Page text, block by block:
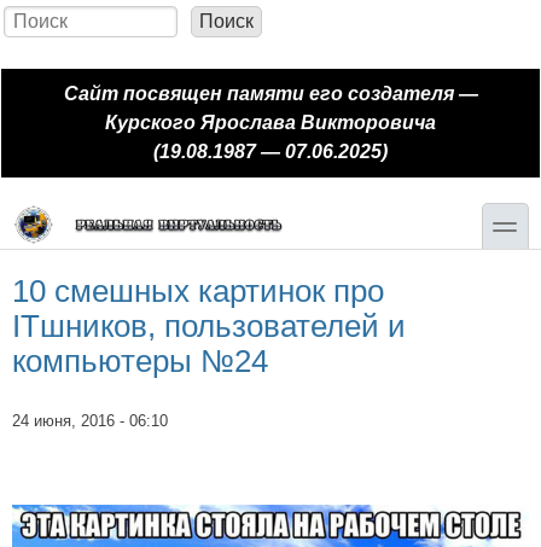
Перейти к основному содержанию
Skip to search
Форма поиска
Поиск
Сайт посвящен памяти его создателя —
Курского Ярослава Викторовича
(19.08.1987 — 07.06.2025)
toggle
10 смешных картинок про
ITшников, пользователей и
компьютеры №24
24 июня, 2016 - 06:10